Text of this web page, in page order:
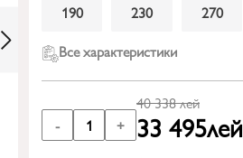
190
230
270
Все характеристики
- 1 +
40 338лей
33 495лей